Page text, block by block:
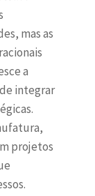
mas as
a
integrar
projetos